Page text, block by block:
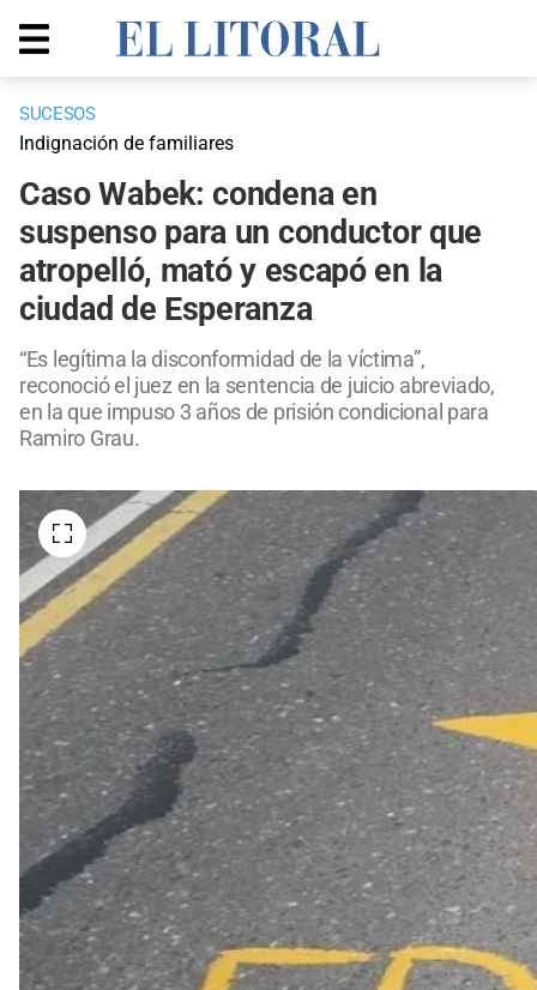
SUCESOS
Indignación de familiares
Caso Wabek: condena en
suspenso para un conductor que
atropelló, mató y escapó en la
ciudad de Esperanza
“Es legítima la disconformidad de la víctima”,
reconoció el juez en la sentencia de juicio abreviado,
en la que impuso 3 años de prisión condicional para
Ramiro Grau.